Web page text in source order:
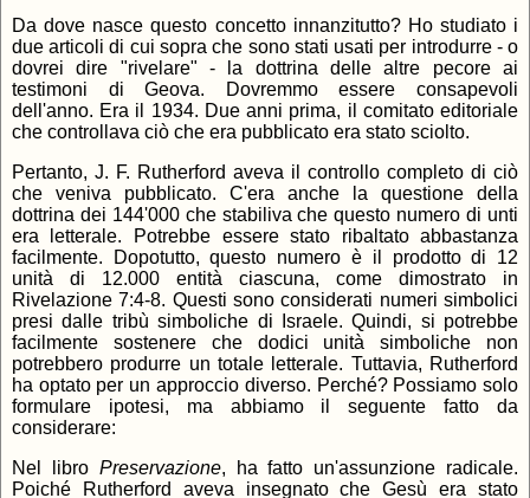
Da dove nasce questo concetto innanzitutto? Ho studiato i
due articoli di cui sopra che sono stati usati per introdurre - o
dovrei dire "rivelare" - la dottrina delle altre pecore ai
testimoni di Geova. Dovremmo essere consapevoli
dell'anno. Era il 1934. Due anni prima, il comitato editoriale
che controllava ciò che era pubblicato era stato sciolto.
Pertanto, J. F. Rutherford aveva il controllo completo di ciò
che veniva pubblicato. C'era anche la questione della
dottrina dei 144'000 che stabiliva che questo numero di unti
era letterale. Potrebbe essere stato ribaltato abbastanza
facilmente. Dopotutto, questo numero è il prodotto di 12
unità di 12.000 entità ciascuna, come dimostrato in
Rivelazione 7:4-8. Questi sono considerati numeri simbolici
presi dalle tribù simboliche di Israele. Quindi, si potrebbe
facilmente sostenere che dodici unità simboliche non
potrebbero produrre un totale letterale. Tuttavia, Rutherford
ha optato per un approccio diverso. Perché? Possiamo solo
formulare ipotesi, ma abbiamo il seguente fatto da
considerare:
Nel libro Preservazione, ha fatto un'assunzione radicale.
Poiché Rutherford aveva insegnato che Gesù era stato